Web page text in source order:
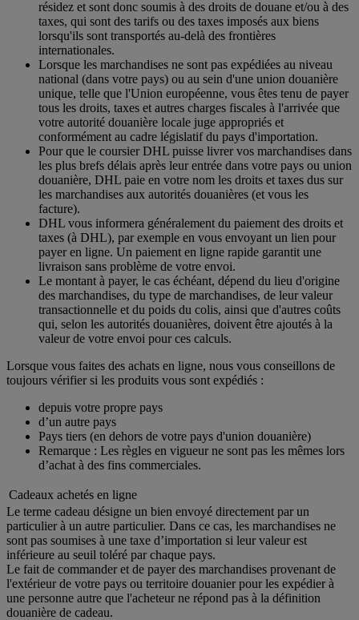
résidez et sont donc soumis à des droits de douane et/ou à des
taxes, qui sont des tarifs ou des taxes imposés aux biens
lorsqu'ils sont transportés au-delà des frontières
internationales.
Lorsque les marchandises ne sont pas expédiées au niveau
national (dans votre pays) ou au sein d'une union douanière
unique, telle que l'Union européenne, vous êtes tenu de payer
tous les droits, taxes et autres charges fiscales à l'arrivée que
votre autorité douanière locale juge appropriés et
conformément au cadre législatif du pays d'importation.
Pour que le coursier DHL puisse livrer vos marchandises dans
les plus brefs délais après leur entrée dans votre pays ou union
douanière, DHL paie en votre nom les droits et taxes dus sur
les marchandises aux autorités douanières (et vous les
facture).
DHL vous informera généralement du paiement des droits et
taxes (à DHL), par exemple en vous envoyant un lien pour
payer en ligne. Un paiement en ligne rapide garantit une
livraison sans problème de votre envoi.
Le montant à payer, le cas échéant, dépend du lieu d'origine
des marchandises, du type de marchandises, de leur valeur
transactionnelle et du poids du colis, ainsi que d'autres coûts
qui, selon les autorités douanières, doivent être ajoutés à la
valeur de votre envoi pour ces calculs.
Lorsque vous faites des achats en ligne, nous vous conseillons de
toujours vérifier si les produits vous sont expédiés :
depuis votre propre pays
d’un autre pays
Pays tiers (en dehors de votre pays d'union douanière)
Remarque : Les règles en vigueur ne sont pas les mêmes lors
d’achat à des fins commerciales.
Cadeaux achetés en ligne
Le terme cadeau désigne un bien envoyé directement par un
particulier à un autre particulier. Dans ce cas, les marchandises ne
sont pas soumises à une taxe d’importation si leur valeur est
inférieure au seuil toléré par chaque pays.
Le fait de commander et de payer des marchandises provenant de
l'extérieur de votre pays ou territoire douanier pour les expédier à
une personne autre que l'acheteur ne répond pas à la définition
douanière de cadeau.